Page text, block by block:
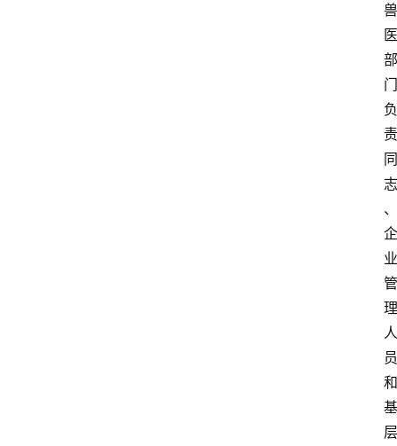
兽
医
部
门
负
责
同
志
、
企
业
管
理
人
员
和
基
层